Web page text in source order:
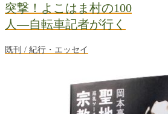
突撃！よこはま村の100
人―自転車記者が行く
既刊 / 紀行・エッセイ